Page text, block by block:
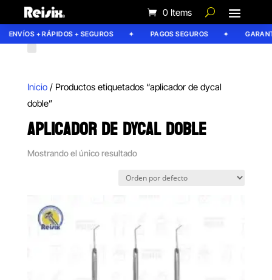
0 Items
ENVÍOS + RÁPIDOS + SEGUROS PAGOS SEGUROS
Inicio/ Productos etiquetados “aplicador de dycal
doble”
APLICADOR DE DYCAL DOBLE
Mostrando el único resultado